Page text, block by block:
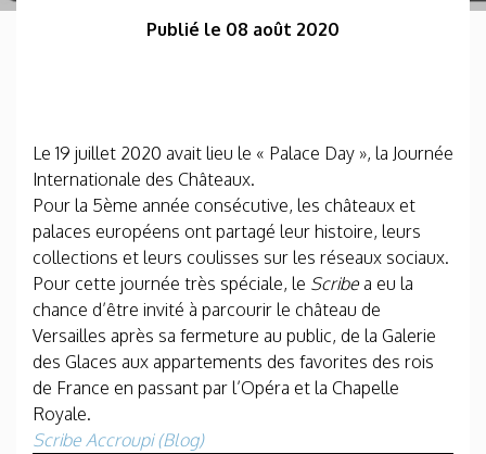
Publié le 08 août 2020
Le 19 juillet 2020 avait lieu le « Palace Day », la Journée
Internationale des Châteaux.
Pour la 5ème année consécutive, les châteaux et
palaces européens ont partagé leur histoire, leurs
collections et leurs coulisses sur les réseaux sociaux.
Pour cette journée très spéciale, le Scribe a eu la
chance d’être invité à parcourir le château de
Versailles après sa fermeture au public, de la Galerie
des Glaces aux appartements des favorites des rois
de France en passant par l’Opéra et la Chapelle
Royale.
Scribe Accroupi (Blog)